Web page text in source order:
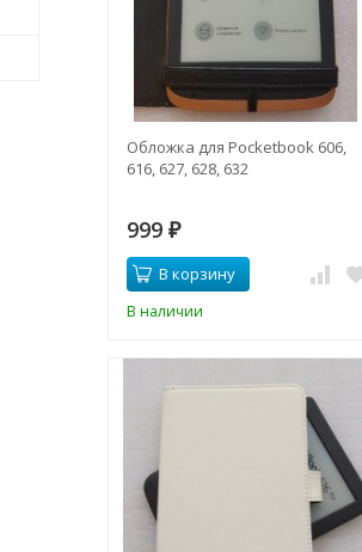
Обложка для Pocketbook 606,
616, 627, 628, 632
999 ₽
В корзину
В наличии